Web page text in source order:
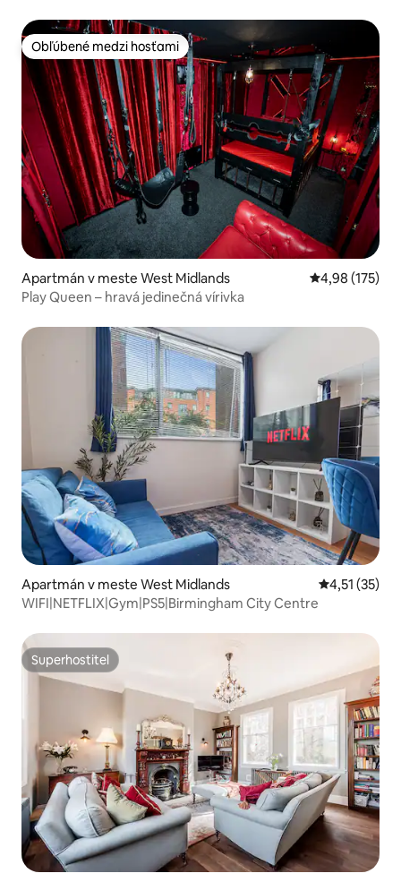
Obľúbené medzi hosťami
Obľúbené medzi hosťami
Apartmán v meste West Midlands Priemerné
4,98 (175)
Play Queen – hravá jedinečná vírivka
Apartmán v meste West Midlands Priemerné
4,51 (35)
WIFI|NETFLIX|Gym|PS5|Birmingham City Centre
Superhostiteľ
Superhostiteľ